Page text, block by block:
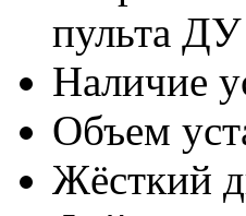
пульта ДУ
Наличие
Объем
Жёсткий